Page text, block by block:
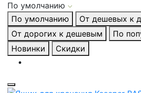
По умолчанию
По умолчанию
От дешевых к
От дорогих к дешевым
По
Новинки
Скидки